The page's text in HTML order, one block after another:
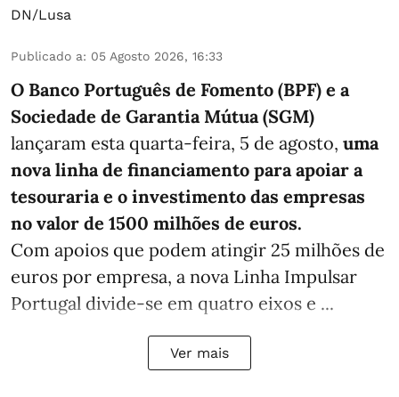
DN/Lusa
Publicado a: 05 Agosto 2026, 16:33
O Banco Português de Fomento (BPF) e a
Sociedade de Garantia Mútua (SGM)
lançaram esta quarta-feira, 5 de agosto, uma
nova linha de financiamento para apoiar a
tesouraria e o investimento das empresas
no valor de 1500 milhões de euros.
Com apoios que podem atingir 25 milhões de
euros por empresa, a nova Linha Impulsar
Portugal divide-se em quatro eixos e ...
Ver mais